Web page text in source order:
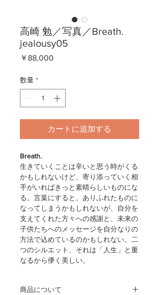
高崎 勉／写真／Breath.
jealousy05
￥88,000
数量 *
カートに追加する
Breath.
生きていくことは辛いと思う時がくる
かもしれないけど、寄り添っていく相
手がいればきっと素晴らしいものにな
る。言葉にすると、ありふれたものに
なってしまうかもしれないが、自分を
支えてくれた方々への感謝と、未来の
子供たちへのメッセージを自分なりの
方法で込めているのかもしれない。二
つのシルエット、それは「人生」と重
なるから儚く美しい。
商品について